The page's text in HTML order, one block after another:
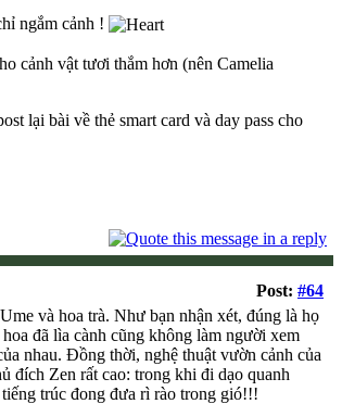
ngắm cảnh !
cảnh vật tươi thắm hơn (nên Camelia
lại bài về thẻ smart card và day pass cho
Post: #64
và hoa trà. Như bạn nhận xét, đúng là họ
đã lìa cành cũng không làm người xem
nhau. Đồng thời, nghệ thuật vườn cảnh của
đích Zen rất cao: trong khi đi dạo quanh
trúc đong đưa rì rào trong gió!!!